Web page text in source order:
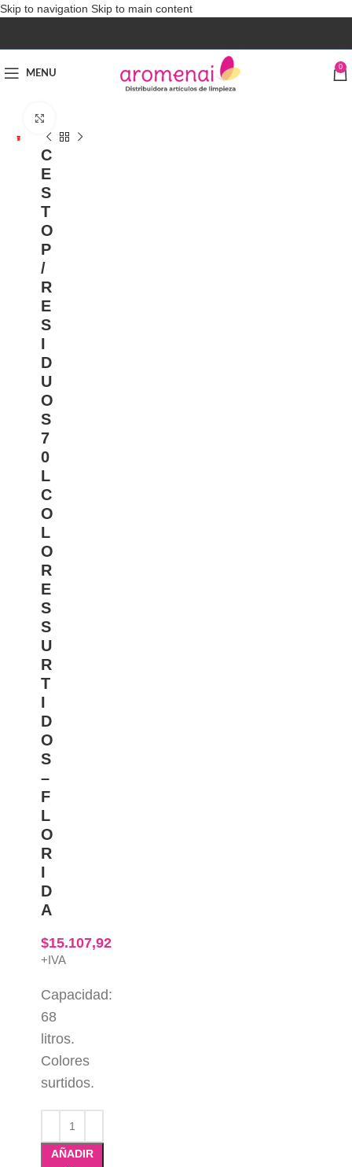
Skip to navigation Skip to main content
MENU
0
C
E
S
T
O
P
/
R
E
S
I
D
U
O
S
7
0
L
C
O
L
O
R
E
S
S
U
R
T
I
D
O
S
–
F
L
O
R
I
D
A
$15.107,92
+IVA
Capacidad:
68
litros.
Colores
surtidos.
AÑADIR